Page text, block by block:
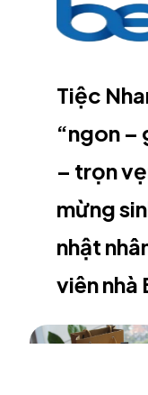
Tiệc
“ngon –
– trọn
mừng
nhật
viên nhà